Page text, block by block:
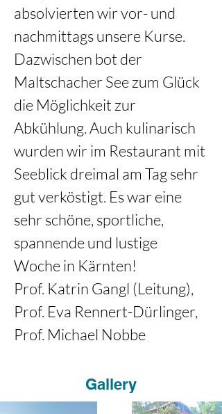
absolvierten wir vor- und
nachmittags unsere Kurse.
Dazwischen bot der
Maltschacher See zum Glück
die Möglichkeit zur
Abkühlung. Auch kulinarisch
wurden wir im Restaurant mit
Seeblick dreimal am Tag sehr
gut verköstigt. Es war eine
sehr schöne, sportliche,
spannende und lustige
Woche in Kärnten!
Prof. Katrin Gangl (Leitung),
Prof. Eva Rennert-Dürlinger,
Prof. Michael Nobbe
Gallery